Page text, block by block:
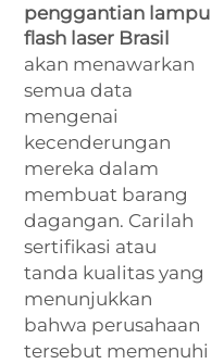
penggantian lampu
flash laser Brasil
akan menawarkan
semua data
mengenai
kecenderungan
mereka dalam
membuat barang
dagangan. Carilah
sertifikasi atau
tanda kualitas yang
menunjukkan
bahwa perusahaan
tersebut memenuhi